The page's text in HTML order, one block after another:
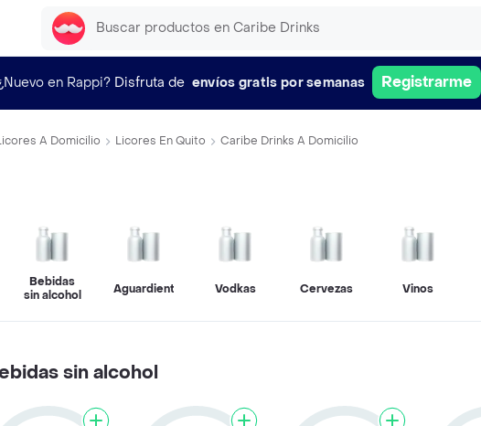
en Rappi? Disfruta de envíos gratis por semanas Registrarme
A Domicilio Licores En Quito Caribe Drinks A Domicilio
Bebidas
sin alcohol
Aguardientes Vodkas Cervezas Vinos
sin alcohol